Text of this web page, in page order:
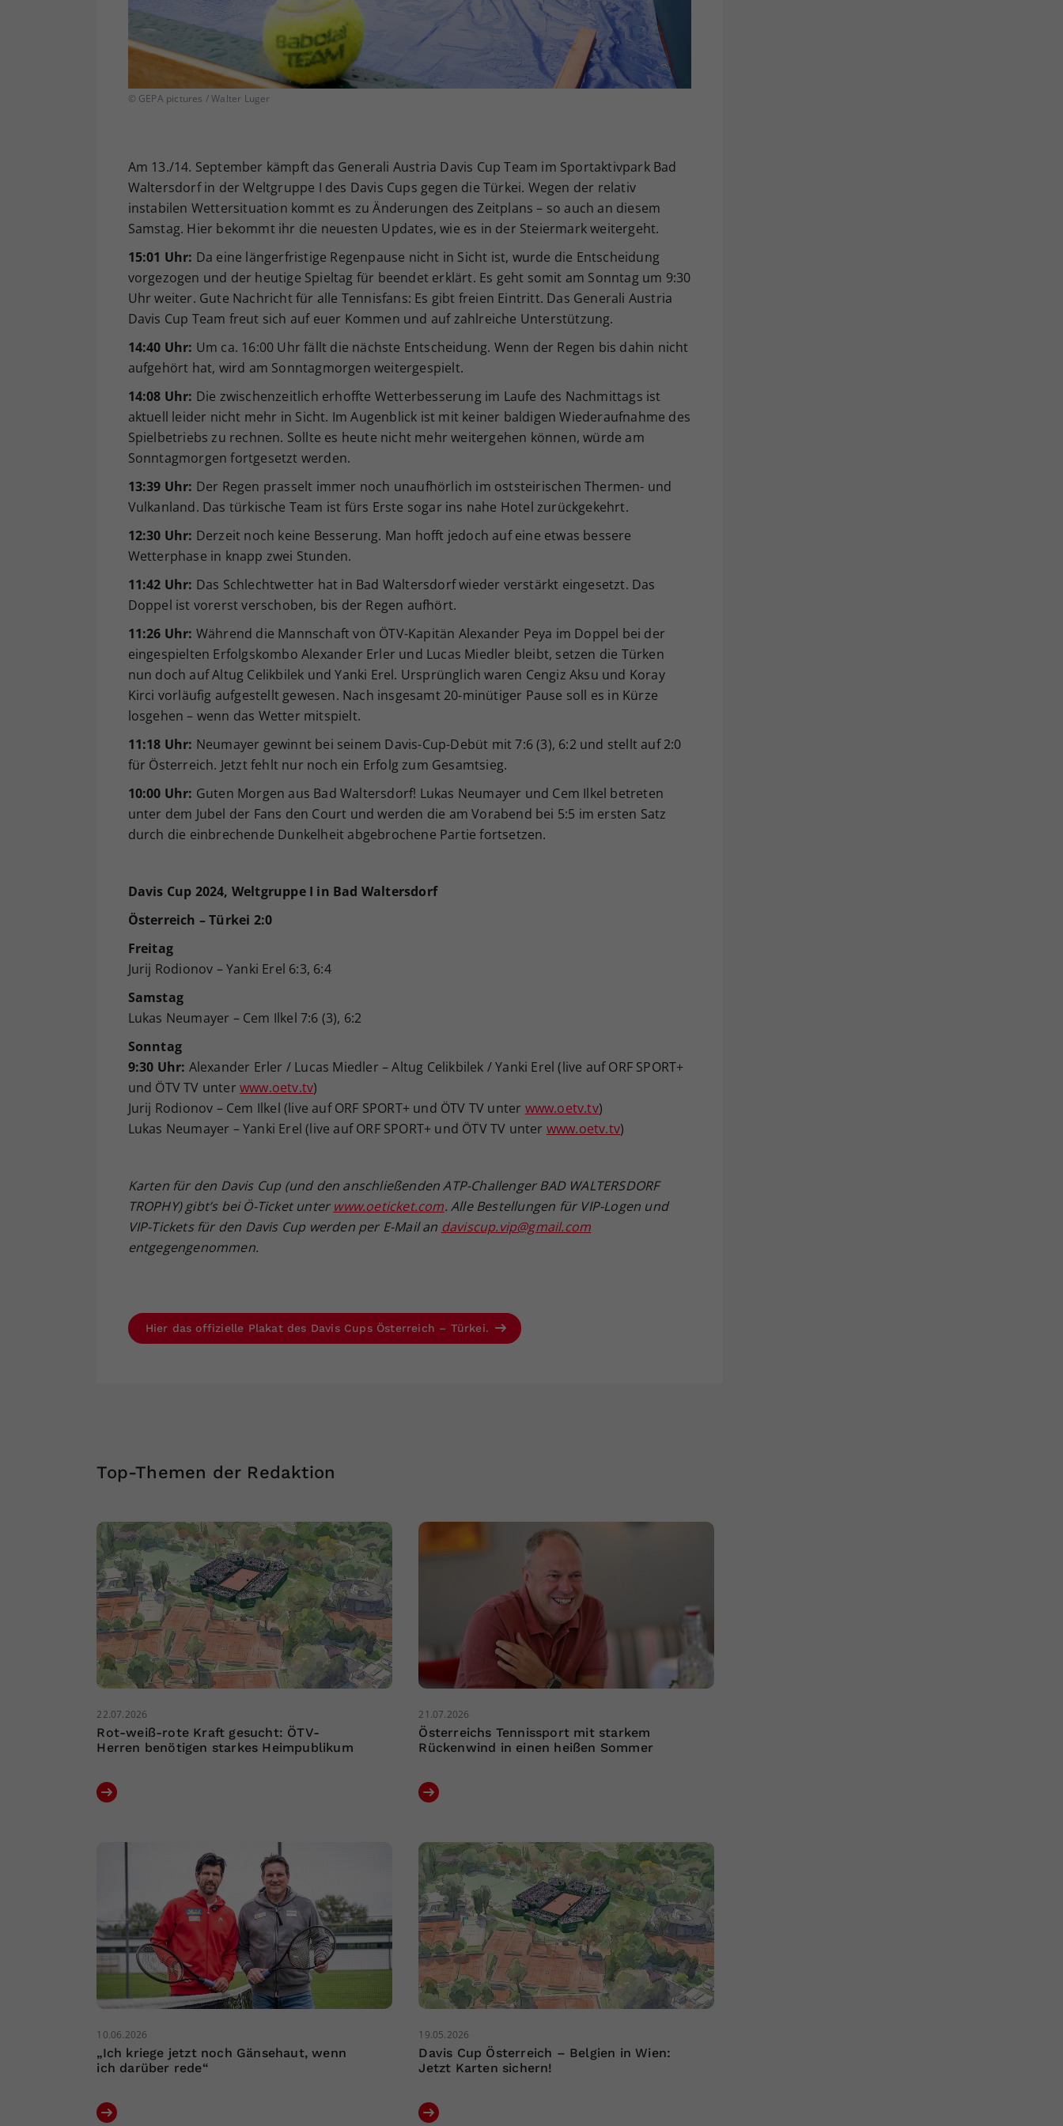
© GEPA pictures / Walter Luger
Am 13./14. September kämpft das Generali Austria Davis Cup Team im Sportaktivpark Bad
Waltersdorf in der Weltgruppe I des Davis Cups gegen die Türkei. Wegen der relativ
instabilen Wettersituation kommt es zu Änderungen des Zeitplans – so auch an diesem
Samstag. Hier bekommt ihr die neuesten Updates, wie es in der Steiermark weitergeht.
15:01 Uhr: Da eine längerfristige Regenpause nicht in Sicht ist, wurde die Entscheidung
vorgezogen und der heutige Spieltag für beendet erklärt. Es geht somit am Sonntag um 9:30
Uhr weiter. Gute Nachricht für alle Tennisfans: Es gibt freien Eintritt. Das Generali Austria
Davis Cup Team freut sich auf euer Kommen und auf zahlreiche Unterstützung.
14:40 Uhr: Um ca. 16:00 Uhr fällt die nächste Entscheidung. Wenn der Regen bis dahin nicht
aufgehört hat, wird am Sonntagmorgen weitergespielt.
14:08 Uhr: Die zwischenzeitlich erhoffte Wetterbesserung im Laufe des Nachmittags ist
aktuell leider nicht mehr in Sicht. Im Augenblick ist mit keiner baldigen Wiederaufnahme des
Spielbetriebs zu rechnen. Sollte es heute nicht mehr weitergehen können, würde am
Sonntagmorgen fortgesetzt werden.
13:39 Uhr: Der Regen prasselt immer noch unaufhörlich im oststeirischen Thermen- und
Vulkanland. Das türkische Team ist fürs Erste sogar ins nahe Hotel zurückgekehrt.
12:30 Uhr: Derzeit noch keine Besserung. Man hofft jedoch auf eine etwas bessere
Wetterphase in knapp zwei Stunden.
11:42 Uhr: Das Schlechtwetter hat in Bad Waltersdorf wieder verstärkt eingesetzt. Das
Doppel ist vorerst verschoben, bis der Regen aufhört.
11:26 Uhr: Während die Mannschaft von ÖTV-Kapitän Alexander Peya im Doppel bei der
eingespielten Erfolgskombo Alexander Erler und Lucas Miedler bleibt, setzen die Türken
nun doch auf Altug Celikbilek und Yanki Erel. Ursprünglich waren Cengiz Aksu und Koray
Kirci vorläufig aufgestellt gewesen. Nach insgesamt 20-minütiger Pause soll es in Kürze
losgehen – wenn das Wetter mitspielt.
11:18 Uhr: Neumayer gewinnt bei seinem Davis-Cup-Debüt mit 7:6 (3), 6:2 und stellt auf 2:0
für Österreich. Jetzt fehlt nur noch ein Erfolg zum Gesamtsieg.
10:00 Uhr: Guten Morgen aus Bad Waltersdorf! Lukas Neumayer und Cem Ilkel betreten
unter dem Jubel der Fans den Court und werden die am Vorabend bei 5:5 im ersten Satz
durch die einbrechende Dunkelheit abgebrochene Partie fortsetzen.
Davis Cup 2024, Weltgruppe I in Bad Waltersdorf
Österreich – Türkei 2:0
Freitag
Jurij Rodionov – Yanki Erel 6:3, 6:4
Samstag
Lukas Neumayer – Cem Ilkel 7:6 (3), 6:2
Sonntag
9:30 Uhr: Alexander Erler / Lucas Miedler – Altug Celikbilek / Yanki Erel (live auf ORF SPORT+
und ÖTV TV unter www.oetv.tv)
Jurij Rodionov – Cem Ilkel (live auf ORF SPORT+ und ÖTV TV unter www.oetv.tv)
Lukas Neumayer – Yanki Erel (live auf ORF SPORT+ und ÖTV TV unter www.oetv.tv)
Karten für den Davis Cup (und den anschließenden ATP-Challenger BAD WALTERSDORF
TROPHY) gibt’s bei Ö-Ticket unter www.oeticket.com. Alle Bestellungen für VIP-Logen und
VIP-Tickets für den Davis Cup werden per E-Mail an daviscup.vip@gmail.com
entgegengenommen.
Hier das offizielle Plakat des Davis Cups Österreich – Türkei.
Top-Themen der Redaktion
22.07.2026
Rot-weiß-rote Kraft gesucht: ÖTV-
Herren benötigen starkes Heimpublikum
21.07.2026
Österreichs Tennissport mit starkem
Rückenwind in einen heißen Sommer
10.06.2026
„Ich kriege jetzt noch Gänsehaut, wenn
ich darüber rede“
19.05.2026
Davis Cup Österreich – Belgien in Wien:
Jetzt Karten sichern!
Ihrer vorgenommen Einstellungen, falls der
Webseiten-Betreiber dies eingestellt hat.